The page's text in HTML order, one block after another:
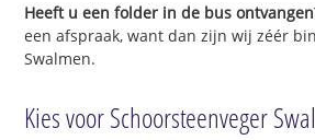
Heeft u een folder in de bus
een afspraak, want dan zijn wij zéér
Swalmen.
Kies voor Schoorsteenveger